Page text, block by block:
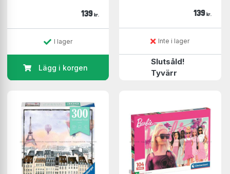
139 kr.
I lager
Lägg i korgen
139 kr.
Inte i lager
Slutsåld!
Tyvärr